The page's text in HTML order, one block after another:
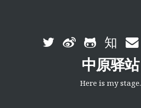
Skip
中原驿站
Here is my stage.